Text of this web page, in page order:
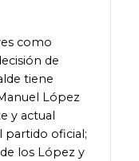
como
de
tiene
López
y actual
partido oficial;
los López y